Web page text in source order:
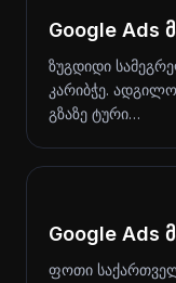
Google Ads
ზუგდიდი
კარიბჭე.
გზაზე ტური…
Google Ads
ფოთი